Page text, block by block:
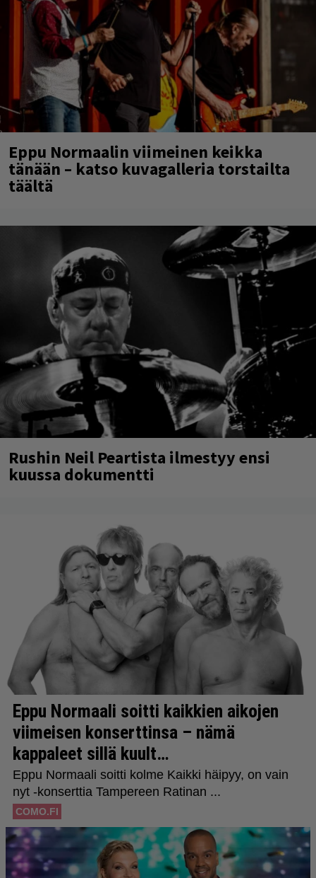
Eppu Normaalin viimeinen keikka
tänään – katso kuvagalleria torstailta
täältä
Rushin Neil Peartista ilmestyy ensi
kuussa dokumentti